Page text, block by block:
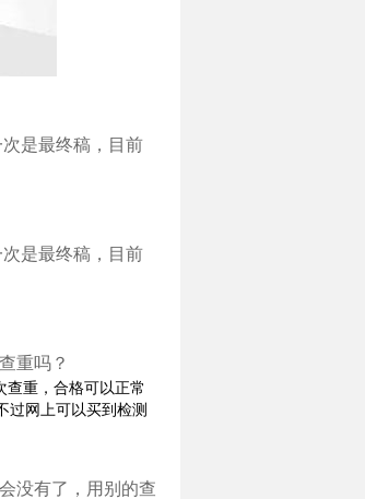
是最终稿，目前
是最终稿，目前
重吗？
查重，合格可以正常
过网上可以买到检测
没有了，用别的查